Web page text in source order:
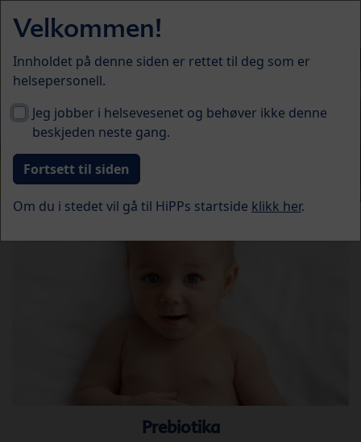
Menü
Prebiotika
Velkommen!
Innholdet på denne siden er rettet til deg som er
helsepersonell.
Jeg jobber i helsevesenet og behøver ikke denne
beskjeden neste gang.
Om du i stedet vil gå til HiPPs startside klikk her.